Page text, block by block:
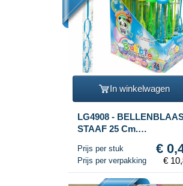
In winkelwagen
LG4908 -
STAAF 25 Cm.
(24st.)
Prijs per stuk €
Prijs per verpakking €